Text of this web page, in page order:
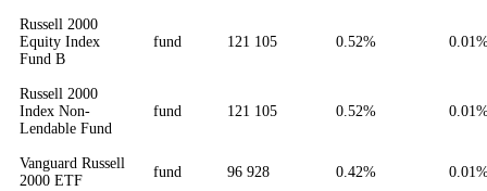
Russell 2000
Equity Index
Fund B
fund 121 105 0.52%
Russell 2000
Index Non-
Lendable Fund
fund 121 105 0.52%
Vanguard Russell
2000 ETF
fund 96 928 0.42%